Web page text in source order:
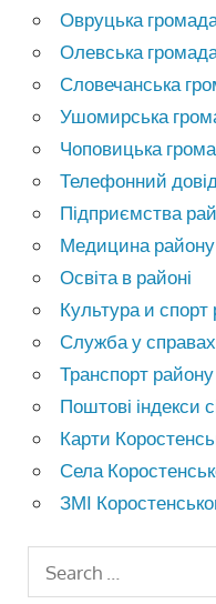
Овруцька
Олевська
Словечанська
Ушомирська
Чоповицька
Телефонний
Підприємства
Медицина району
Освіта в районі
Культура и спорт
Служба у
Транспорт району
Поштові індекси
Карти
Села
ЗМІ